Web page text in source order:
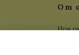
Om
Hos
från